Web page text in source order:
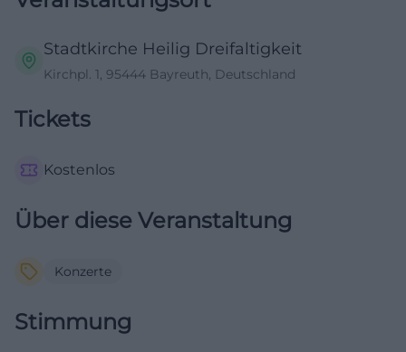
Stadtkirche Heilig Dreifaltigkeit
Kirchpl. 1, 95444 Bayreuth, Deutschland
Tickets
Kostenlos
Über diese Veranstaltung
Konzerte
Stimmung